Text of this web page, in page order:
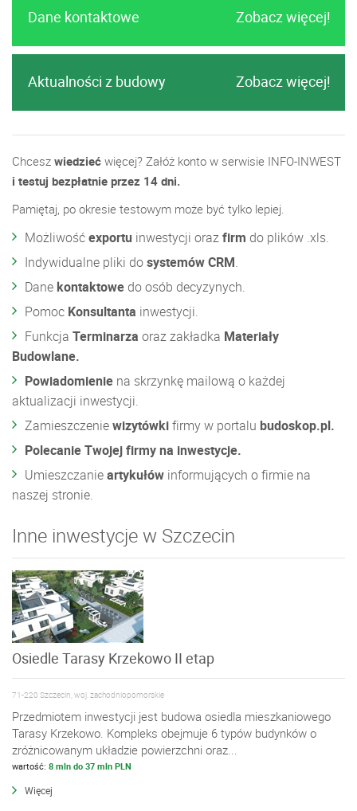
Dane kontaktowe Zobacz więcej!
Aktualności z budowy Zobacz więcej!
Chcesz wiedzieć więcej? Załóż konto w serwisie INFO-INWEST
i testuj bezpłatnie przez 14 dni.
Pamiętaj, po okresie testowym może być tylko lepiej.
Możliwośćexportu inwestycji orazfirm do plików .xls.
Indywidualne pliki dosystemów CRM.
Dane kontaktowe do osób decyzynych.
Pomoc Konsultanta inwestycji.
Funkcja Terminarza oraz zakładka Materiały
Budowlane.
Powiadomienie na skrzynkę mailową o każdej
aktualizacji inwestycji.
Zamieszczeniewizytówkifirmy w portalu budoskop.pl.
Polecanie Twojej firmy na inwestycje.
Umieszczanieartykułów informujących o firmie na
naszej stronie.
Inne inwestycje w Szczecin
Osiedle Tarasy Krzekowo II etap
71-220 Szczecin, woj. zachodniopomorskie
Przedmiotem inwestycji jest budowa osiedla mieszkaniowego
Tarasy Krzekowo. Kompleks obejmuje 6 typów budynków o
zróżnicowanym układzie powierzchni oraz...
wartość: 8 mln do 37 mln PLN
Więcej